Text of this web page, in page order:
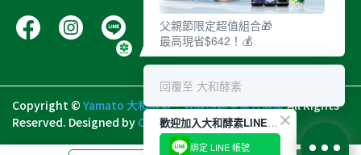
Copyright © Yamato 大和酵素｜有酵照顧全家人健康All Rights
Reserved. Designed by CYBERBIZ.
父親節限定超值組合🎁
最高現省$642！💰
回覆至 大和酵素
歡迎加入大和酵素LINE好友
綁定 LINE 帳號